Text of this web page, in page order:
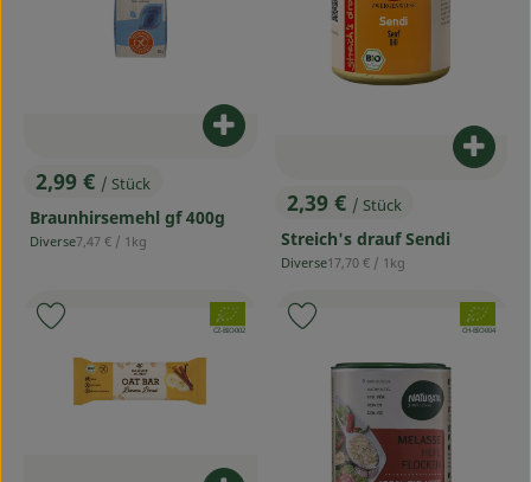
, Preis:
2,99 € / Stück
Braunhirsemehl gf 400g
, Herkunft:
Diverse, Referenzpreis:
7,47 € / 1kg
Produkt zum Warenkorb
, Preis:
2,39 € / Stück
Streich's drauf Sendi
, Herkunft:
Diverse, Referenzpreis:
17,70 € / 1kg
, Verband:
, Kontrollstelle:
CZ-BIO-002
Produkt zu Favouriten hinzufügen
, Verband:
, Kontrollstelle:
CH-BIO-004
Produkt zu Favouriten